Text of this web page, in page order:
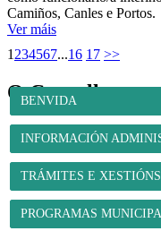
Camiños, Canles e Portos.
Ver máis
1 234567...16 17 >>
O Concello
BENVIDA
INFORMACIÓN
TRÁMITES E XESTIÓNS
PROGRAMAS